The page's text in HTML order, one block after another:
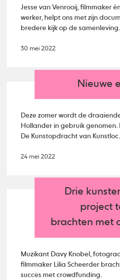
Jesse van Venrooij, filmmaker
werker, helpt ons met zijn
bredere kijk op de samenleving.
30 mei 2022
Nieuwe
Deze zomer wordt de
Hollander in gebruik genomen. Met dit ontwerp won zij
De Kunstopdracht van Kunstloc.
24 mei 2022
Drie
project
brachten met
Muzikant Davy Knobel,
filmmaker Lilia Scheerder
succes met crowdfunding.